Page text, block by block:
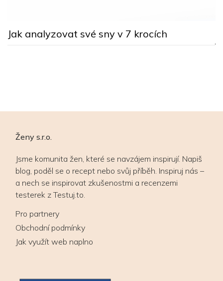
Jak analyzovat své sny v 7 krocích
Ženy s.r.o.
Jsme komunita žen, které se navzájem inspirují. Napiš
blog, poděl se o recept nebo svůj příběh. Inspiruj nás –
a nech se inspirovat zkušenostmi a recenzemi
testerek z Testuj.to.
Pro partnery
Obchodní podmínky
Jak využít web naplno